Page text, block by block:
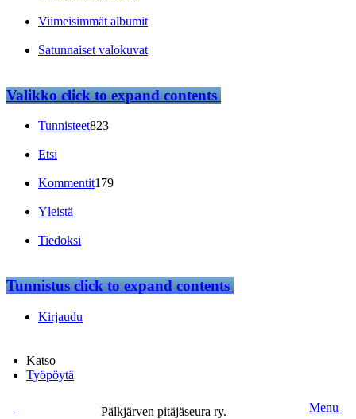
Viimeisimmät albumit
Satunnaiset valokuvat
Valikkoclick to expand contents
Tunnisteet823
Etsi
Kommentit179
Yleistä
Tiedoksi
Tunnistusclick to expand contents
Kirjaudu
Katso
Työpöytä
Pälkjärven pitäjäseura ry. Menu